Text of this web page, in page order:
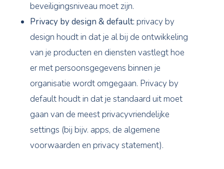
beveiligingsniveau moet zijn.
Privacy by design & default: privacy by
design houdt in dat je al bij de ontwikkeling
van je producten en diensten vastlegt hoe
er met persoonsgegevens binnen je
organisatie wordt omgegaan. Privacy by
default houdt in dat je standaard uit moet
gaan van de meest privacyvriendelijke
settings (bij bijv. apps, de algemene
voorwaarden en privacy statement).